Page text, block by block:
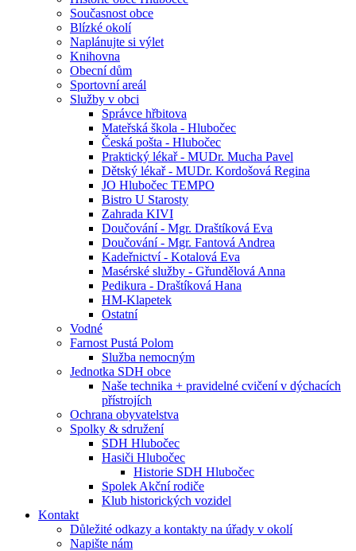
Současnost obce
Blízké okolí
Naplánujte si výlet
Knihovna
Obecní dům
Sportovní areál
Služby v obci
Správce hřbitova
Mateřská škola - Hlubočec
Česká pošta - Hlubočec
Praktický lékař - MUDr. Mucha Pavel
Dětský lékař - MUDr. Kordošová Regina
JO Hlubočec TEMPO
Bistro U Starosty
Zahrada KIVI
Doučování - Mgr. Draštíková Eva
Doučování - Mgr. Fantová Andrea
Kadeřnictví - Kotalová Eva
Masérské služby - Gřundělová Anna
Pedikura - Draštíková Hana
HM-Klapetek
Ostatní
Vodné
Farnost Pustá Polom
Služba nemocným
Jednotka SDH obce
Naše technika + pravidelné cvičení v dýchacích
přístrojích
Ochrana obyvatelstva
Spolky & sdružení
SDH Hlubočec
Hasiči Hlubočec
Historie SDH Hlubočec
Spolek Akční rodiče
Klub historických vozidel
Kontakt
Důležité odkazy a kontakty na úřady v okolí
Napište nám